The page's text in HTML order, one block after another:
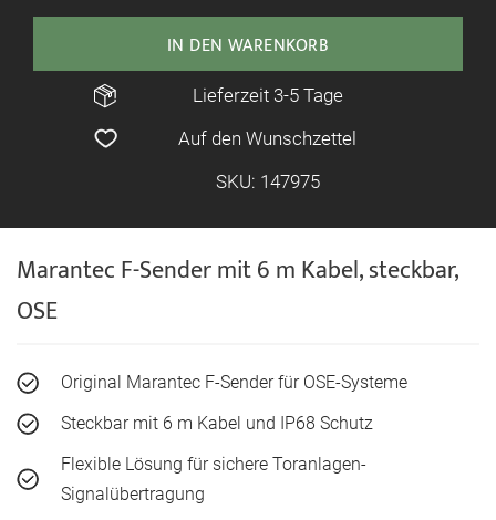
Marantec F-Sender mit 6 m Kabel, steckbar,
OSE
IN DEN WARENKORB
Lieferzeit 3-5 Tage
Auf den Wunschzettel
SKU: 147975
Original Marantec F-Sender für OSE-Systeme
Steckbar mit 6 m Kabel und IP68 Schutz
Flexible Lösung für sichere Toranlagen-
Signalübertragung